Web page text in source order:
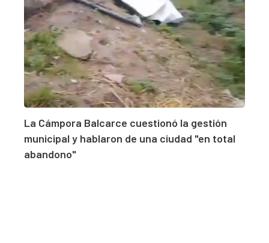
La Cámpora Balcarce cuestionó la gestión
municipal y hablaron de una ciudad "en total
abandono"